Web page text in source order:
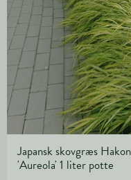
Japansk skovgræs
'Aureola' 1 liter potte